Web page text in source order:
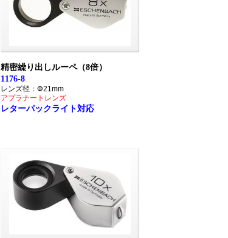
精密繰り出しルーペ（8倍）
1176-8
レンズ径：Φ21mm
アプラナートレンズ
レターパックライト対応